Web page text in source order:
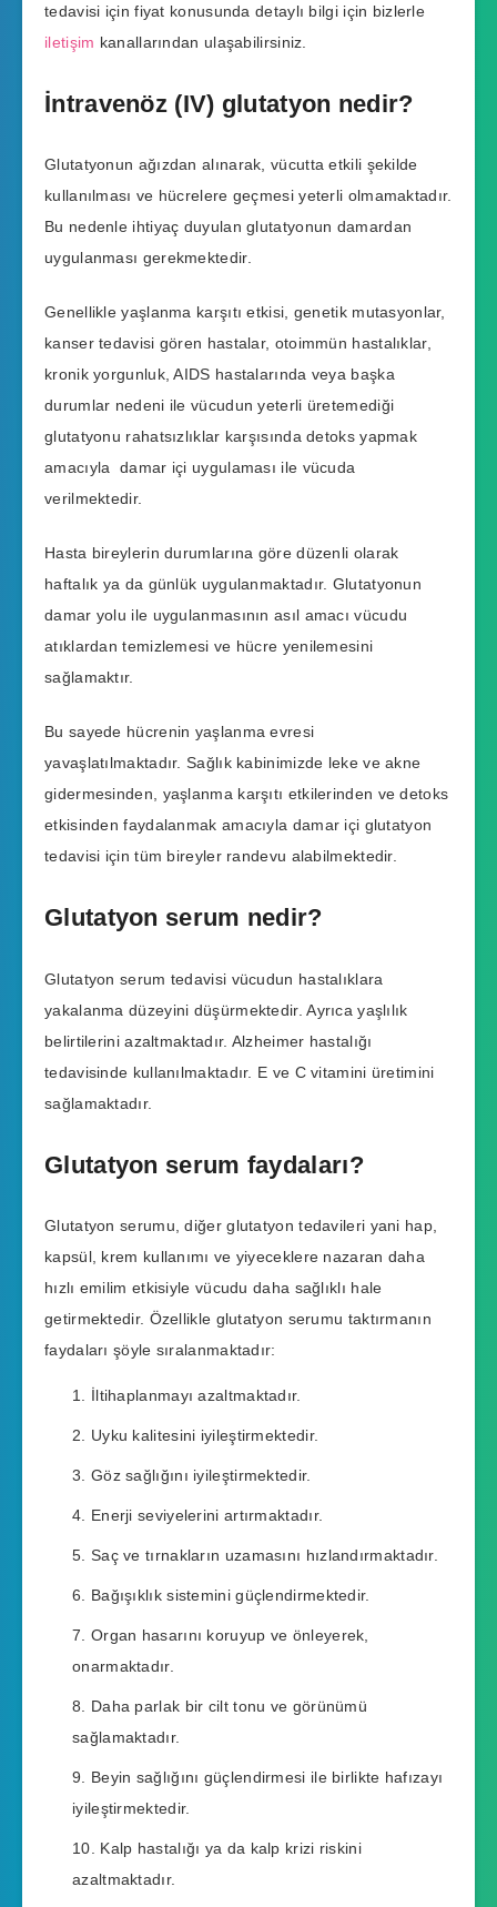
tedavisi için fiyat konusunda detaylı bilgi için bizlerle
iletişim kanallarından ulaşabilirsiniz.
İntravenöz (IV) glutatyon nedir?
Glutatyonun ağızdan alınarak, vücutta etkili şekilde
kullanılması ve hücrelere geçmesi yeterli olmamaktadır.
Bu nedenle ihtiyaç duyulan glutatyonun damardan
uygulanması gerekmektedir.
Genellikle yaşlanma karşıtı etkisi, genetik mutasyonlar,
kanser tedavisi gören hastalar, otoimmün hastalıklar,
kronik yorgunluk, AIDS hastalarında veya başka
durumlar nedeni ile vücudun yeterli üretemediği
glutatyonu rahatsızlıklar karşısında detoks yapmak
amacıyla damar içi uygulaması ile vücuda
verilmektedir.
Hasta bireylerin durumlarına göre düzenli olarak
haftalık ya da günlük uygulanmaktadır. Glutatyonun
damar yolu ile uygulanmasının asıl amacı vücudu
atıklardan temizlemesi ve hücre yenilemesini
sağlamaktır.
Bu sayede hücrenin yaşlanma evresi
yavaşlatılmaktadır. Sağlık kabinimizde leke ve akne
gidermesinden, yaşlanma karşıtı etkilerinden ve detoks
etkisinden faydalanmak amacıyla damar içi glutatyon
tedavisi için tüm bireyler randevu alabilmektedir.
Glutatyon serum nedir?
Glutatyon serum tedavisi vücudun hastalıklara
yakalanma düzeyini düşürmektedir. Ayrıca yaşlılık
belirtilerini azaltmaktadır. Alzheimer hastalığı
tedavisinde kullanılmaktadır. E ve C vitamini üretimini
sağlamaktadır.
Glutatyon serum faydaları?
Glutatyon serumu, diğer glutatyon tedavileri yani hap,
kapsül, krem kullanımı ve yiyeceklere nazaran daha
hızlı emilim etkisiyle vücudu daha sağlıklı hale
getirmektedir. Özellikle glutatyon serumu taktırmanın
faydaları şöyle sıralanmaktadır:
İltihaplanmayı azaltmaktadır.
Uyku kalitesini iyileştirmektedir.
Göz sağlığını iyileştirmektedir.
Enerji seviyelerini artırmaktadır.
Saç ve tırnakların uzamasını hızlandırmaktadır.
Bağışıklık sistemini güçlendirmektedir.
Organ hasarını koruyup ve önleyerek,
onarmaktadır.
Daha parlak bir cilt tonu ve görünümü
sağlamaktadır.
Beyin sağlığını güçlendirmesi ile birlikte hafızayı
iyileştirmektedir.
Kalp hastalığı ya da kalp krizi riskini
azaltmaktadır.